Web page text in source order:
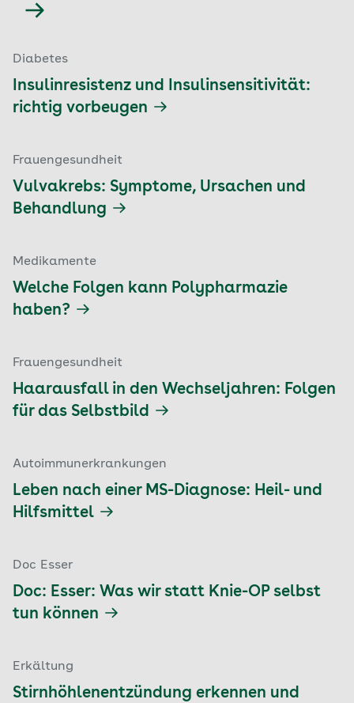
Diabetes
Insulinresistenz und Insulinsensitivität:
richtig vorbeugen
Frauengesundheit
Vulvakrebs: Symptome, Ursachen und
Behandlung
Medikamente
Welche Folgen kann Polypharmazie
haben?
Frauengesundheit
Haarausfall in den Wechseljahren: Folgen
für das Selbstbild
Autoimmunerkrankungen
Leben nach einer MS-Diagnose: Heil- und
Hilfsmittel
Doc Esser
Doc: Esser: Was wir statt Knie-OP selbst
tun können
Erkältung
Stirnhöhlenentzündung erkennen und